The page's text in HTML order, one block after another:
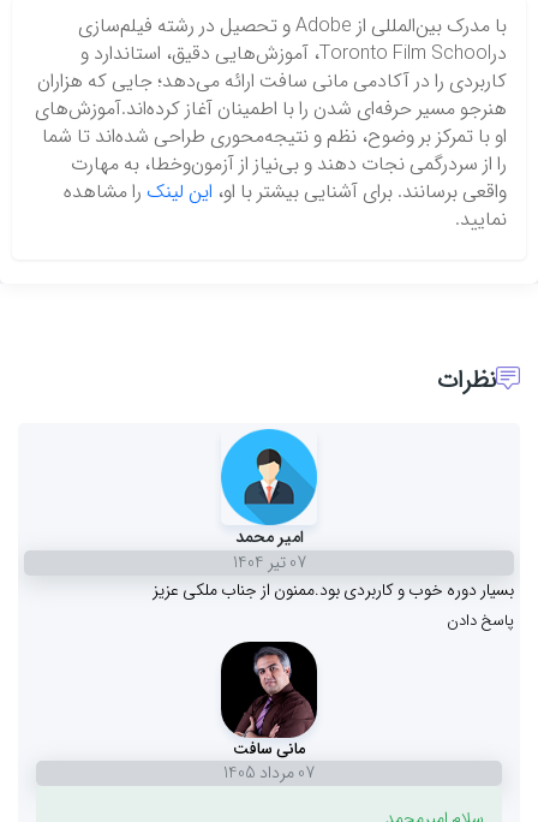
با مدرک بین‌المللی از Adobe و تحصیل در رشته فیلم‌سازی
درToronto Film School، آموزش‌هایی دقیق، استاندارد و
کاربردی را در آکادمی مانی سافت ارائه می‌دهد؛ جایی که هزاران
هنرجو مسیر حرفه‌ای شدن را با اطمینان آغاز کرده‌اند.آموزش‌های
او با تمرکز بر وضوح، نظم و نتیجه‌محوری طراحی شده‌اند تا شما
را از سردرگمی نجات دهند و بی‌نیاز از آزمون‌وخطا، به مهارت
واقعی برسانند. برای آشنایی بیشتر با او، این لینک را مشاهده
نمایید.
نظرات
امیر محمد
07 تیر 1404
بسیار دوره خوب و کاربردی بود.ممنون از جناب ملکی عزیز
پاسخ دادن
مانی سافت
07 مرداد 1405